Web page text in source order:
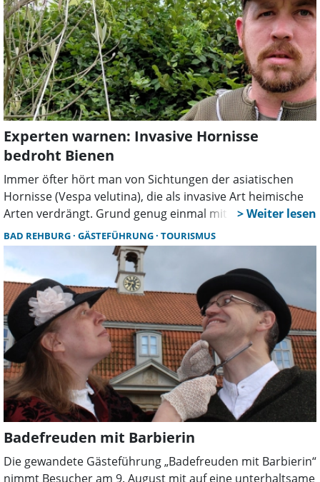
Experten warnen: Invasive Hornisse
bedroht Bienen
Immer öfter hört man von Sichtungen der asiatischen
Hornisse (Vespa velutina), die als invasive Art heimische
Arten verdrängt. Grund genug einmal mit Marcel Müller-
Meißner zu sprechen. Er ist Wespenberater und
Hornissenberater in der Region Hannover und im
Landkreis Schaumburg.
BAD REHBURG GÄSTEFÜHRUNG TOURISMUS
Badefreuden mit Barbierin
Die gewandete Gästeführung „Badefreuden mit Barbierin“
nimmt Besucher am 9. August mit auf eine unterhaltsame